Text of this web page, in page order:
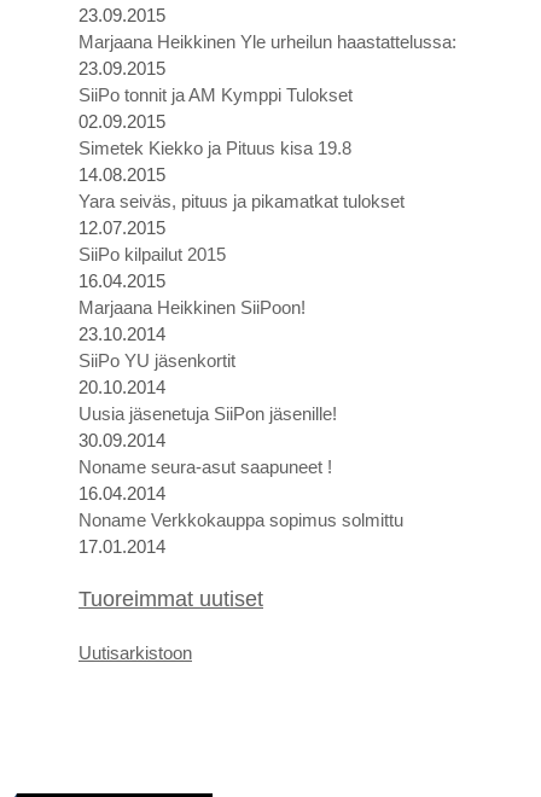
23.09.2015
Marjaana Heikkinen Yle urheilun haastattelussa:
23.09.2015
SiiPo tonnit ja AM Kymppi Tulokset
02.09.2015
Simetek Kiekko ja Pituus kisa 19.8
14.08.2015
Yara seiväs, pituus ja pikamatkat tulokset
12.07.2015
SiiPo kilpailut 2015
16.04.2015
Marjaana Heikkinen SiiPoon!
23.10.2014
SiiPo YU jäsenkortit
20.10.2014
Uusia jäsenetuja SiiPon jäsenille!
30.09.2014
Noname seura-asut saapuneet !
16.04.2014
Noname Verkkokauppa sopimus solmittu
17.01.2014
Tuoreimmat uutiset
Uutisarkistoon